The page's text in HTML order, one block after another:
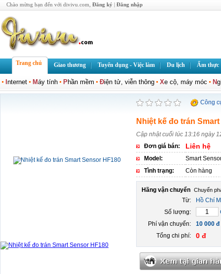
Chào mừng bạn đến với divivu.com, Đăng ký | Đăng nhập
Trang chủ Giao thương Tuyển dụng - Việc làm Du lịch Ẩm thực
nternet Máy tính Phần mềm Điện tử, viễn thông Xe cộ, máy móc N
Công
Nhiệt kế đo trán
Cập nhật cuối lúc 13:16 ngày
Đơn giá bán:
Liên hệ
Model:
Smart
Tình trạng:
Còn hàng
Hãng vận chuyển
Từ:
Hồ Chí
Số lượng:
Phí vận chuyển:
10 000 đ
Tổng chi phí:
0 đ